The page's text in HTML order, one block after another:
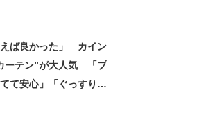
えば良かった」 カイン
ーテン”が大人気 「プ
て安心」「ぐっすり眠